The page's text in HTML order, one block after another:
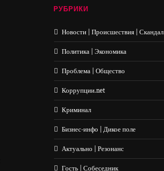
РУБРИКИ
Новости | Происшествия | Скандал
Политика | Экономика
Проблема | Общество
Коррупции.net
Криминал
Бизнес-инфо | Дикое поле
Актуально | Резонанс
Гость | Собеседник